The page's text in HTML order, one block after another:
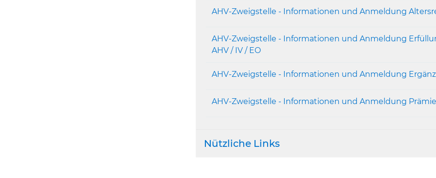
AHV-Zweigstelle - Informationen und Anmeldung
AHV-Zweigstelle - Informationen und Anmeldung
AHV / IV / EO
AHV-Zweigstelle - Informationen und Anmeldung
AHV-Zweigstelle - Informationen und Anmeldung
Nützliche Links